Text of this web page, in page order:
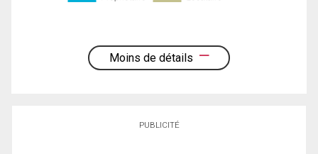
Moins de détails
PUBLICITÉ